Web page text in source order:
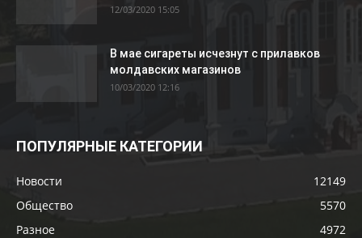
12/03/2020 15:05
В мае сигареты исчезнут с прилавков
молдавских магазинов
10/03/2020 12:16
ПОПУЛЯРНЫЕ КАТЕГОРИИ
Новости
12149
Общество
5570
Разное
4972